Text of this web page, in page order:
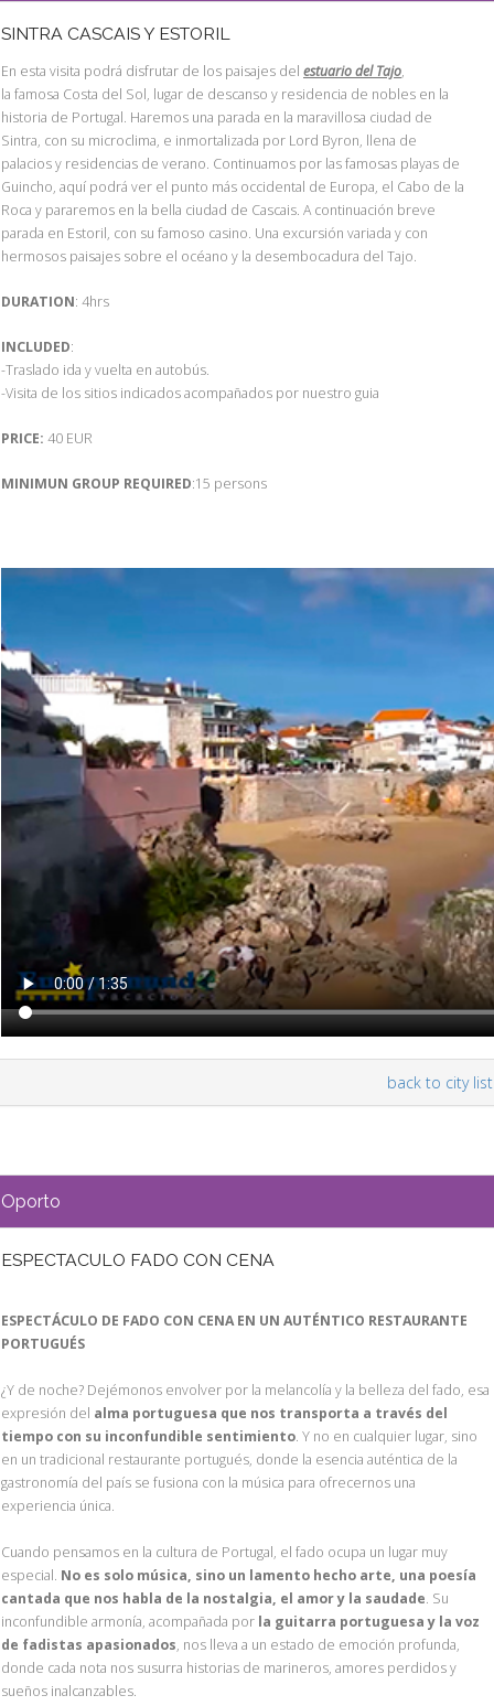
SINTRA CASCAIS Y ESTORIL
En esta visita podrá disfrutar de los paisajes del estuario del Tajo,
la famosa Costa del Sol, lugar de descanso y residencia de nobles en la
historia de Portugal. Haremos una parada en la maravillosa ciudad de
Sintra, con su microclima, e inmortalizada por Lord Byron, llena de
palacios y residencias de verano. Continuamos por las famosas playas de
Guincho, aquí podrá ver el punto más occidental de Europa, el Cabo de la
Roca y pararemos en la bella ciudad de Cascais. A continuación breve
parada en Estoril, con su famoso casino. Una excursión variada y con
hermosos paisajes sobre el océano y la desembocadura del Tajo.
DURATION: 4hrs
INCLUDED:
-Traslado ida y vuelta en autobús.
-Visita de los sitios indicados acompañados por nuestro guia
PRICE: 40 EUR
MINIMUN GROUP REQUIRED:15 persons
back to city list
Oporto
ESPECTACULO FADO CON CENA
ESPECTÁCULO DE FADO CON CENA EN UN AUTÉNTICO RESTAURANTE
PORTUGUÉS
¿Y de noche? Dejémonos envolver por la melancolía y la belleza del fado, esa
expresión del alma portuguesa que nos transporta a través del
tiempo con su inconfundible sentimiento. Y no en cualquier lugar, sino
en un tradicional restaurante portugués, donde la esencia auténtica de la
gastronomía del país se fusiona con la música para ofrecernos una
experiencia única.
Cuando pensamos en la cultura de Portugal, el fado ocupa un lugar muy
especial. No es solo música, sino un lamento hecho arte, una poesía
cantada que nos habla de la nostalgia, el amor y la saudade. Su
inconfundible armonía, acompañada por la guitarra portuguesa y la voz
de fadistas apasionados, nos lleva a un estado de emoción profunda,
donde cada nota nos susurra historias de marineros, amores perdidos y
sueños inalcanzables.